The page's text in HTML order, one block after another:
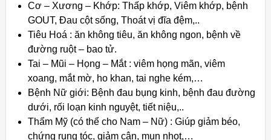
Cơ – Xương – Khớp: Thấp khớp, Viêm khớp, bệnh
GOUT, Đau cột sống, Thoát vị đĩa đệm,..
Tiêu Hoá : ăn không tiêu, ăn không ngon, bệnh về
đường ruột – bao tử.
Tai – Mũi – Họng – Mắt : viêm họng mãn, viêm
xoang, mắt mờ, ho khan, tai nghe kém,…
Bệnh Nữ giới: Bệnh đau bụng kinh, bệnh đau đường
dưới, rối loạn kinh nguyệt, tiết niệu,..
Thẩm Mỹ (có thể cho Nam – Nữ) : Giúp giảm béo,
chứng rụng tóc, giảm cân, mụn nhọt,…